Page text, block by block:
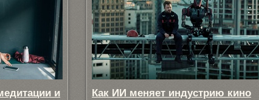
и Как ИИ меняет индустрию кино